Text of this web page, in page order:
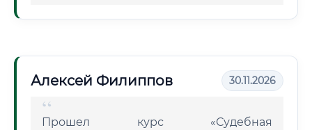
Алексей Филиппов 30.11.2026
Прошел курс «Судебная